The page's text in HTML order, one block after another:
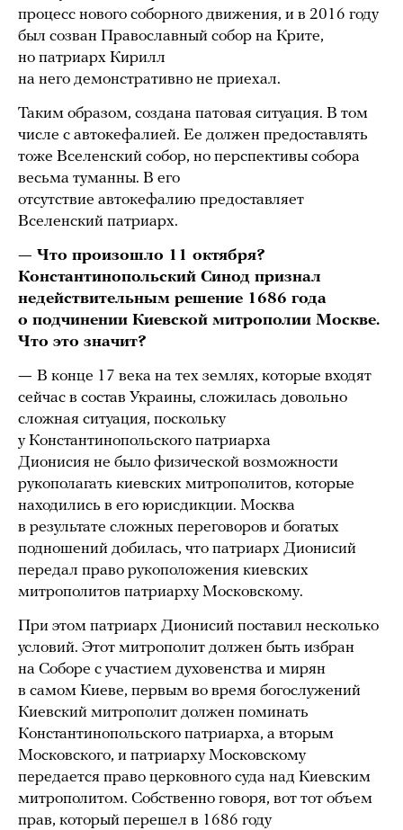
процесс нового соборного движения, и в 2016 году
был созван Православный собор на Крите,
но патриарх Кирилл
на него демонстративно не приехал.
Таким образом, создана патовая ситуация. В том
числе с автокефалией. Ее должен предоставлять
тоже Вселенский собор, но перспективы собора
весьма туманны. В его
отсутствие автокефалию предоставляет
Вселенский патриарх.
— Что произошло 11 октября?
Константинопольский Синод признал
недействительным решение 1686 года
о подчинении Киевской митрополии Москве.
Что это значит?
— В конце 17 века на тех землях, которые входят
сейчас в состав Украины, сложилась довольно
сложная ситуация, поскольку
у Константинопольского патриарха
Дионисия не было физической возможности
рукополагать киевских митрополитов, которые
находились в его юрисдикции. Москва
в результате сложных переговоров и богатых
подношений добилась, что патриарх Дионисий
передал право рукоположения киевских
митрополитов патриарху Московскому.
При этом патриарх Дионисий поставил несколько
условий. Этот митрополит должен быть избран
на Соборе с участием духовенства и мирян
в самом Киеве, первым во время богослужений
Киевский митрополит должен поминать
Константинопольского патриарха, а вторым
Московского, и патриарху Московскому
передается право церковного суда над Киевским
митрополитом. Собственно говоря, вот тот объем
прав, который перешел в 1686 году